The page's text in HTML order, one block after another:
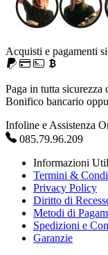
Acquisti e pagamenti
Paga in tutta sicurezza
Bonifico bancario
Infoline e Assistenza
085.79.96.209
Informazioni
Termini &
Privacy Policy
Diritto di
Metodi di
Spedizioni e
Garanzie